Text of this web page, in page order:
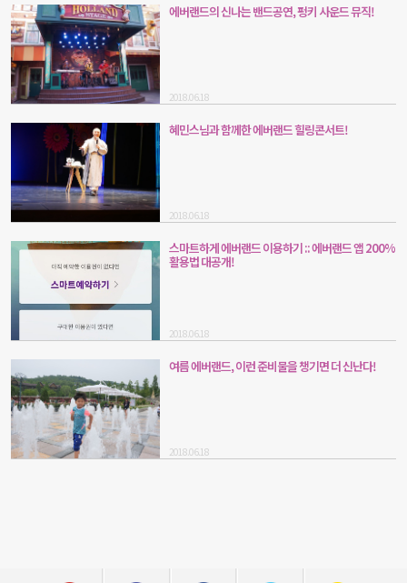
에버랜드의 신나는 밴드공연, 펑키 사운드 뮤직!
2018.06.18
혜민스님과 함께한 에버랜드 힐링콘서트!
2018.06.18
스마트하게 에버랜드 이용하기 :: 에버랜드 앱 200%
활용법 대공개!
2018.06.18
여름 에버랜드, 이런 준비물을 챙기면 더 신난다!
2018.06.18